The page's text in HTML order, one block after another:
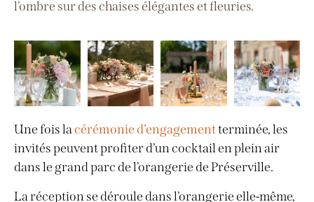
l’ombre sur des chaises élégantes et fleuries.
Une fois lacérémonie d’engagementterminée, les
invités peuvent profiter d’un cocktail en plein air
dans le grand parc de l’orangerie de Préserville.
La réception se déroule dans l’orangerie elle-même,